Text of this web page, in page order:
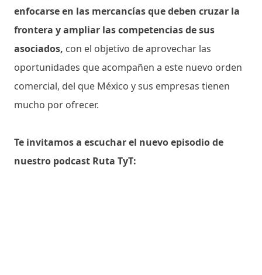
enfocarse en las mercancías que deben cruzar la
frontera y ampliar las competencias de sus
asociados, con el objetivo de aprovechar las
oportunidades que acompañen a este nuevo orden
comercial, del que México y sus empresas tienen
mucho por ofrecer.
Te invitamos a escuchar el nuevo episodio de
nuestro podcast Ruta TyT: